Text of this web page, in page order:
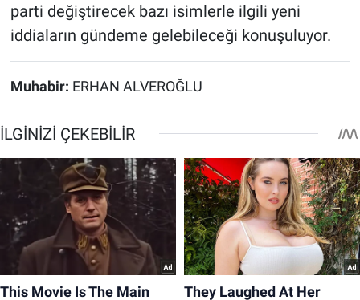
parti değiştirecek bazı isimlerle ilgili yeni
iddiaların gündeme gelebileceği konuşuluyor.
Muhabir: ERHAN ALVEROĞLU